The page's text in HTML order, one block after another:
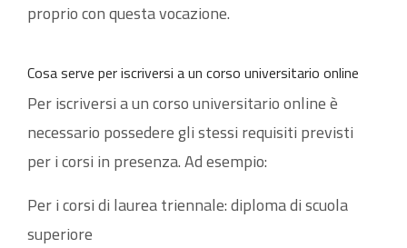
proprio con questa vocazione.
Cosa serve per iscriversi a un corso universitario online
Per iscriversi a un corso universitario online è
necessario possedere gli stessi requisiti previsti
per i corsi in presenza. Ad esempio:
Per i corsi di laurea triennale: diploma di scuola
superiore